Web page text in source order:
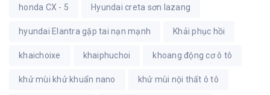
honda CX - 5 Hyundai creta sơn lazang
hyundai Elantra gặp tai nạn mạnh Khải phục hồi
khaichoixe khaiphuchoi khoang động cơ ô tô
khử mùi khử khuẩn nano khử mùi nội thất ô tô